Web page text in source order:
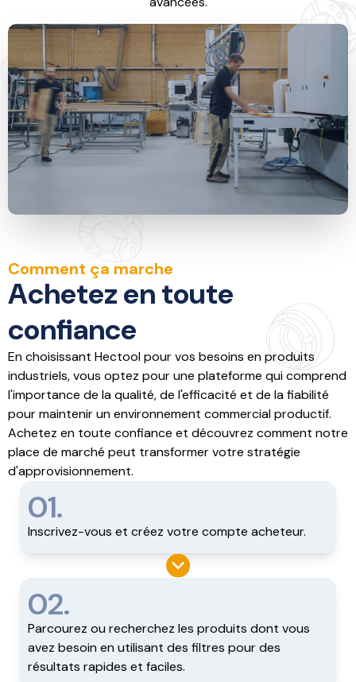
Comment ça marche
Achetez en toute
confiance
En choisissant Hectool pour vos besoins en produits
industriels, vous optez pour une plateforme qui comprend
l'importance de la qualité, de l'efficacité et de la fiabilité
pour maintenir un environnement commercial productif.
Achetez en toute confiance et découvrez comment notre
place de marché peut transformer votre stratégie
d'approvisionnement.
01.
Inscrivez-vous et créez votre compte acheteur.
02.
Parcourez ou recherchez les produits dont vous
avez besoin en utilisant des filtres pour des
résultats rapides et faciles.